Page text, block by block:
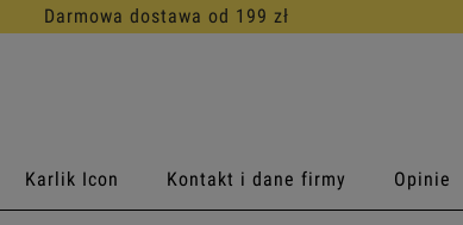
Darmowa dostawa od 199 zł
Karlik Icon Kontakt i dane firmy Opinie